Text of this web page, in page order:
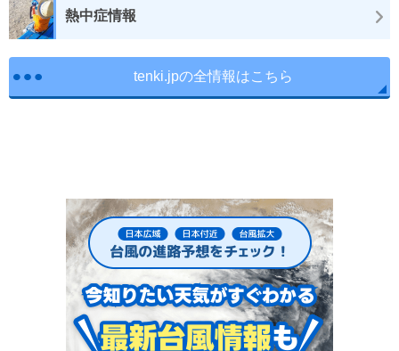
熱中症情報
tenki.jpの全情報はこちら